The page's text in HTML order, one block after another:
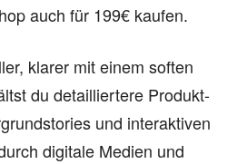
auch für 199€ kaufen.
klarer mit einem soften
du detailliertere Produkt-
und interaktiven
digitale Medien und